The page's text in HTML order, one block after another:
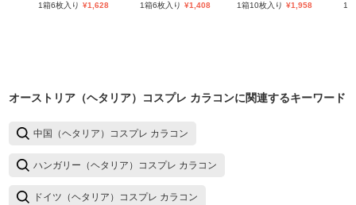
1箱6枚入り ¥1,628 1箱6枚入り ¥1,408 1箱10枚入り ¥1,958 1
オーストリア（ヘタリア）コスプレ カラコンに関連するキーワード
中国（ヘタリア）コスプレ カラコン
ハンガリー（ヘタリア）コスプレ カラコン
ドイツ（ヘタリア）コスプレ カラコン